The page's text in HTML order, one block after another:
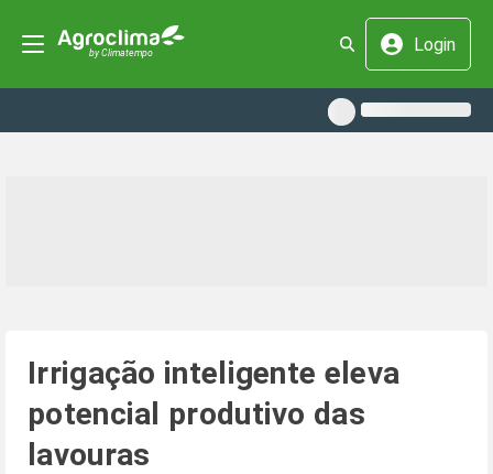
Login
Irrigação inteligente eleva
potencial produtivo das
lavouras